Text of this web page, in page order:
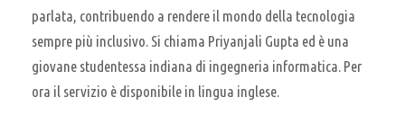
parlata, contribuendo a rendere il mondo della tecnologia
sempre più inclusivo. Si chiama Priyanjali Gupta ed è una
giovane studentessa indiana di ingegneria informatica. Per
ora il servizio è disponibile in lingua inglese.